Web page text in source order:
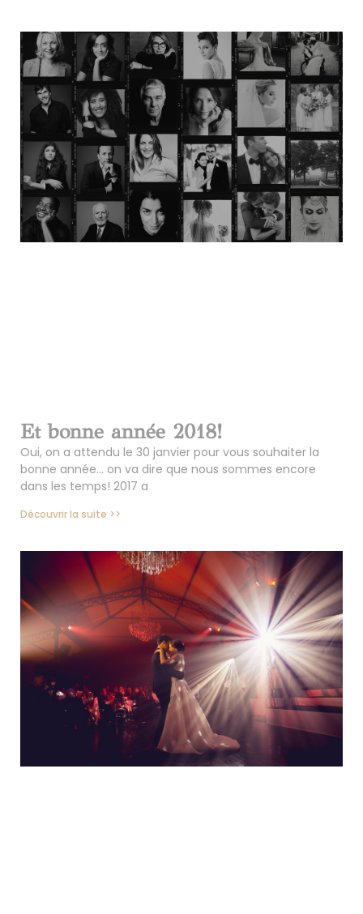
Et bonne année 2018!
Oui, on a attendu le 30 janvier pour vous souhaiter la
bonne année… on va dire que nous sommes encore
dans les temps! 2017 a
Découvrir la suite >>